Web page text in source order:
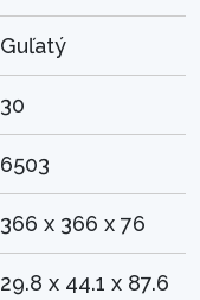
Guľatý
30
6503
366 x 366 x 76
29.8 x 44.1 x 87.6